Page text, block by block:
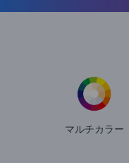
マルチカラー